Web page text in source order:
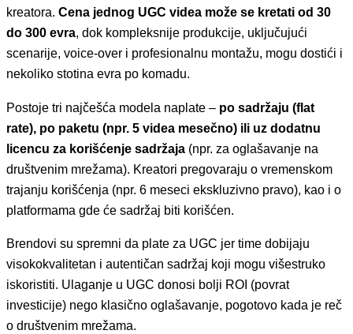
kreatora. Cena jednog UGC videa može se kretati od 30
do 300 evra, dok kompleksnije produkcije, uključujući
scenarije, voice-over i profesionalnu montažu, mogu dostići i
nekoliko stotina evra po komadu.
Postoje tri najčešća modela naplate – po sadržaju (flat
rate), po paketu (npr. 5 videa mesečno) ili uz dodatnu
licencu za korišćenje sadržaja (npr. za oglašavanje na
društvenim mrežama). Kreatori pregovaraju o vremenskom
trajanju korišćenja (npr. 6 meseci ekskluzivno pravo), kao i o
platformama gde će sadržaj biti korišćen.
Brendovi su spremni da plate za UGC jer time dobijaju
visokokvalitetan i autentičan sadržaj koji mogu višestruko
iskoristiti. Ulaganje u UGC donosi bolji ROI (povrat
investicije) nego klasično oglašavanje, pogotovo kada je reč
o društvenim mrežama.